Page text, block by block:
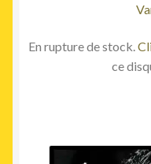
En rupture de stock.
ce